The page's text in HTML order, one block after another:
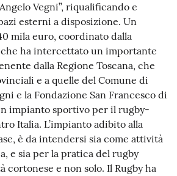
Vegni”, riqualificando e
esterni a disposizione. Un
mila euro, coordinato dalla
ha intercettato un importante
dalla Regione Toscana, che
e a quelle del Comune di
e la Fondazione San Francesco di
impianto sportivo per il rugby-
Italia. L’impianto adibito alla
è da intendersi sia come attività
e sia per la pratica del rugby
cortonese e non solo. Il Rugby ha